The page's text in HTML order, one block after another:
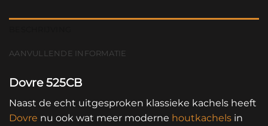
AANVULLENDE INFORMATIE
Dovre 525CB
Naast de echt uitgesproken klassieke kachels heeft
Dovre nu ook wat meer moderne houtkachels in